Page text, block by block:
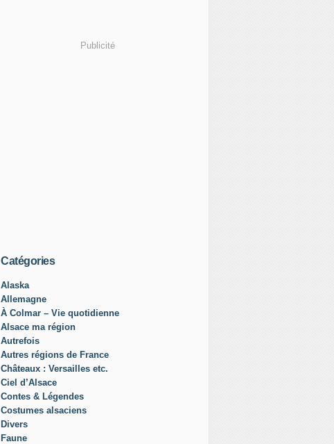
Publicité
Catégories
Alaska
Allemagne
À Colmar – Vie quotidienne
Alsace ma région
Autrefois
Autres régions de France
Châteaux : Versailles etc.
Ciel d’Alsace
Contes & Légendes
Costumes alsaciens
Divers
Faune